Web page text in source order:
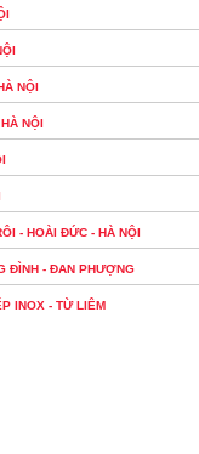
NỘI
NỘI
- HOÀI ĐỨC - HÀ NỘI
ĐÌNH - ĐAN PHƯỢNG
INOX - TỪ LIÊM